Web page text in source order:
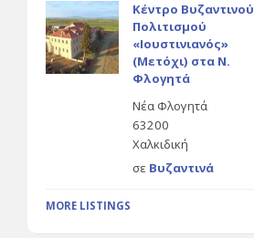
Κέντρο Βυζαντινού
Πολιτισμού
«Ιουστινιανός»
(Μετόχι) στα Ν.
Φλογητά
Νέα Φλογητά
63200
Χαλκιδική
σε Βυζαντινά
MORE LISTINGS